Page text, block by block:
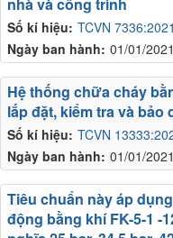
Số kí hiệu: TCVN
Ngày ban hành: 01/01/2021
Số kí hiệu: TCVN
Ngày ban hành: 01/01/2021
Hệ thống chữa cháy
lắp đặt, kiểm tra và bảo
Tiêu chuẩn này áp
động bằng khí FK-5-1 -